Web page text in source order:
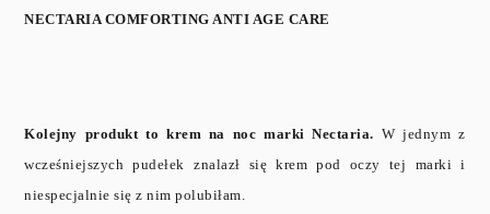
NECTARIA COMFORTING ANTI AGE CARE
Kolejny produkt to krem na noc marki Nectaria. W jednym z
wcześniejszych pudełek znalazł się krem pod oczy tej marki i
niespecjalnie się z nim polubiłam.